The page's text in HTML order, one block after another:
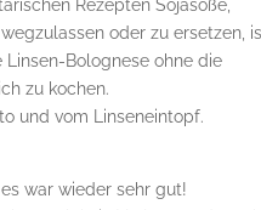
Rezepten Sojasoße,
oder zu ersetzen,
Bolognese ohne die
zu kochen.
und vom Linseneintopf.
war wieder sehr gut!